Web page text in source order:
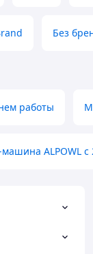
Без
работы
машина ALPOWL